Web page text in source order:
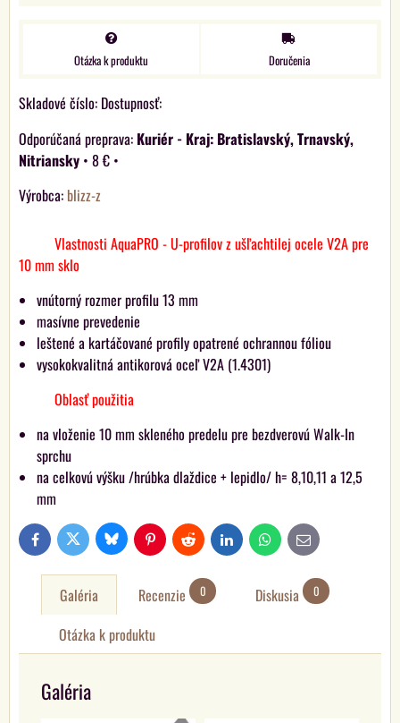
Otázka k produktu Doručenia
Skladové číslo: Dostupnosť:
Kuriér - Kraj: Bratislavský, Trnavský,
Nitriansky • 8 € •
Výrobca: blizz-z
Vlastnosti AquaPRO - U-profilov z ušľachtilej ocele V2A pre
10 mm sklo
vnútorný rozmer profilu 13 mm
masívne prevedenie
leštené a kartáčované profily opatrené ochrannou fóliou
vysokokvalitná antikorová oceľ V2A (1.4301)
Oblasť použitia
na vloženie 10 mm skleného predelu pre bezdverovú Walk-In
sprchu
na celkovú výšku /hrúbka dlaždice + lepidlo/ h= 8,10,11 a 12,5
mm
FacebookTwitter Bluesky PinterestReddit LinkedIn WhatsAppE-
mail
Galéria Recenzie 0 Diskusia 0
Otázka k produktu
Galéria